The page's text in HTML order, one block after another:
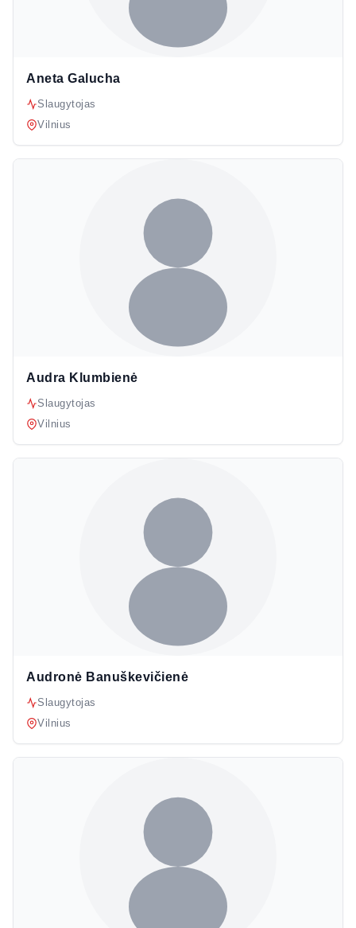
Aneta Galucha
Slaugytojas
Vilnius
Audra Klumbienė
Slaugytojas
Vilnius
Audronė Banuškevičienė
Slaugytojas
Vilnius